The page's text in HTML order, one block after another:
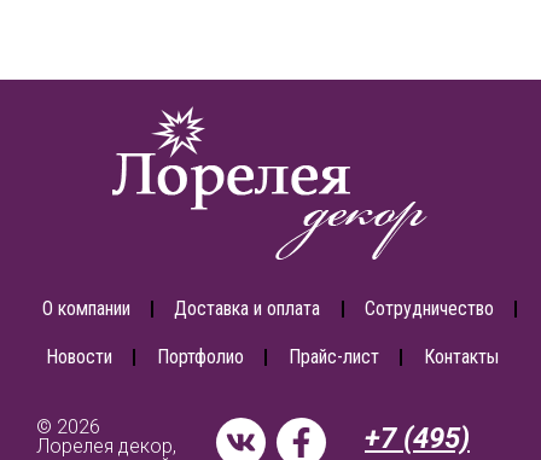
О компании Доставка и оплата Сотрудничество
Новости Портфолио Прайс-лист Контакты
© 2026
Лорелея декор,
+7 (495)